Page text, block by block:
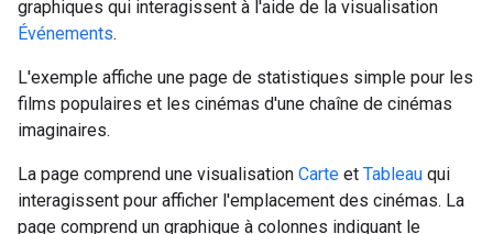
graphiques qui interagissent à l'aide de la visualisation
Événements.
L'exemple affiche une page de statistiques simple pour les
films populaires et les cinémas d'une chaîne de cinémas
imaginaires.
La page comprend une visualisation Carte et Tableau qui
interagissent pour afficher l'emplacement des cinémas. La
page comprend un graphique à colonnes indiquant le